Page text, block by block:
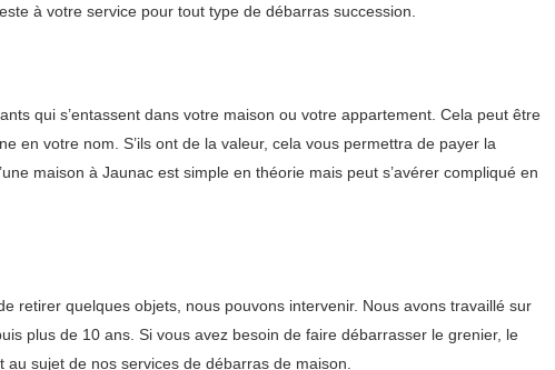
à votre service pour tout type de débarras succession.
qui s’entassent dans votre maison ou votre appartement. Cela peut être
en votre nom. S’ils ont de la valeur, cela vous permettra de payer la
maison à Jaunac est simple en théorie mais peut s’avérer compliqué en
retirer quelques objets, nous pouvons intervenir. Nous avons travaillé sur
plus de 10 ans. Si vous avez besoin de faire débarrasser le grenier, le
sujet de nos services de débarras de maison.